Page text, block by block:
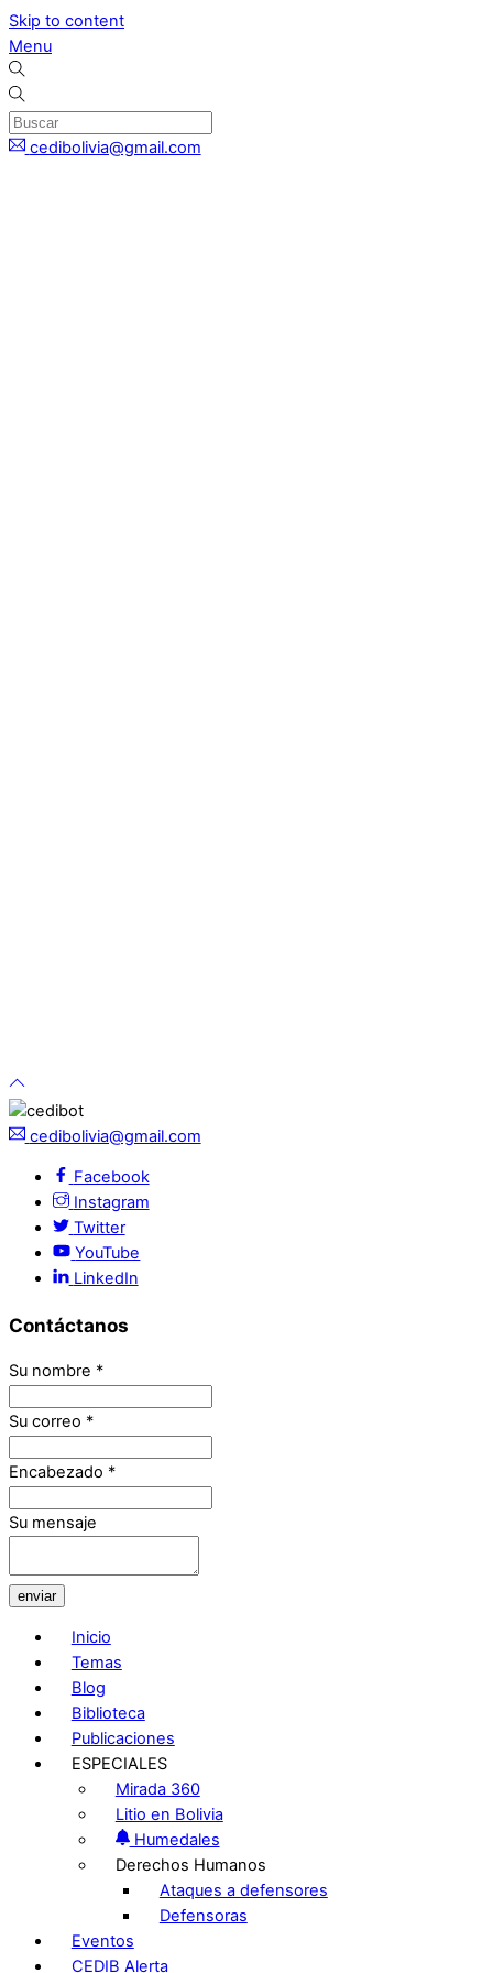
Skip to content
Menu
cedibolivia@gmail.com
cedibolivia@gmail.com
Facebook
Instagram
Twitter
YouTube
LinkedIn
Contáctanos
Su nombre *
Su correo *
Encabezado *
Su mensaje
enviar
Inicio
Temas
Blog
Biblioteca
Publicaciones
ESPECIALES
Mirada 360
Litio en Bolivia
Humedales
Derechos Humanos
Ataques a defensores
Defensoras
Eventos
CEDIB Alerta